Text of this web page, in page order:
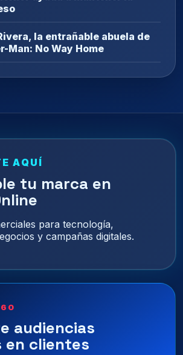
la entrañable abuela de
Man: No Way Home
AQUÍ
tu marca en
para tecnología,
y campañas digitales.
audiencias
en clientes